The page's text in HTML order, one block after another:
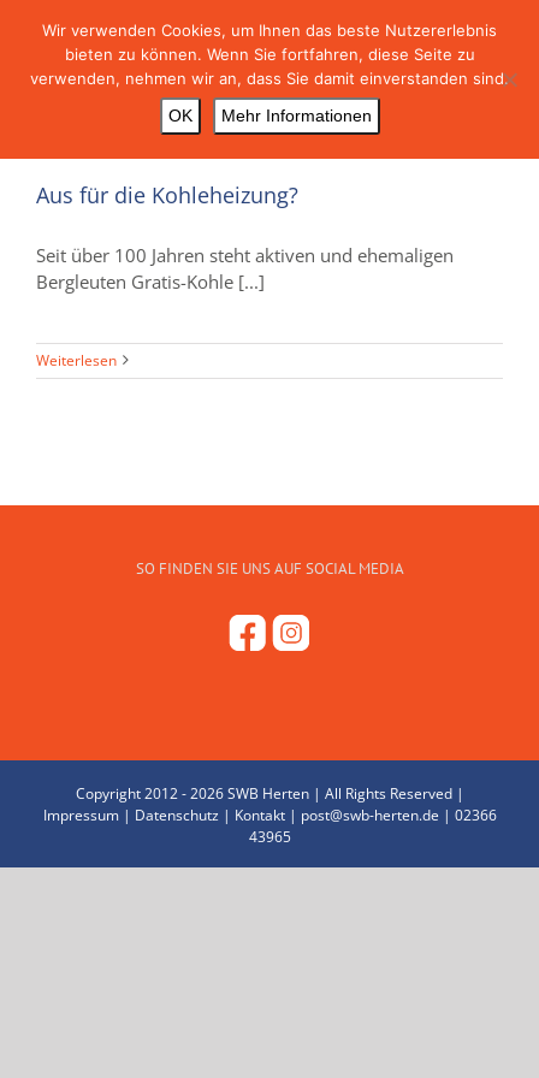
Aus für die Kohleheizung?
Seit über 100 Jahren steht aktiven und ehemaligen
Bergleuten Gratis-Kohle [...]
Weiterlesen
SO FINDEN SIE UNS AUF SOCIAL MEDIA
Copyright 2012 -2026 SWB Herten | All Rights Reserved |
Impressum| Datenschutz| Kontakt| post@swb-herten.de | 02366
43965
Wir verwenden Cookies, um Ihnen das beste Nutzererlebnis
bieten zu können. Wenn Sie fortfahren, diese Seite zu
verwenden, nehmen wir an, dass Sie damit einverstanden sind.
OK
Mehr Informationen